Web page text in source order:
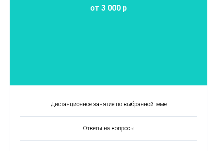
от 3 000 р
Дистанционное занятие по выбранной теме
Ответы на вопросы